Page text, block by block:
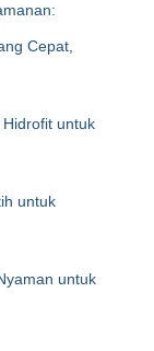
Cepat,
untuk
untuk
untuk